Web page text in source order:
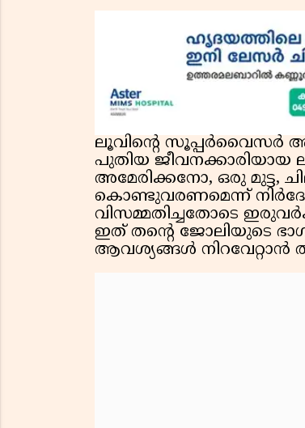
ലൂവിന്റെ സൂപ്പർവൈസർ
പുതിയ
അമേരിക്കനോ, ഒരു മുട്ട,
കൊണ്ടുവരണമെന്ന്
വിസമ്മതിച്ചതോടെ
ഇത് തന്റെ ജോലിയുടെ
ആവശ്യങ്ങൾ നിറവേറ്റാൻ